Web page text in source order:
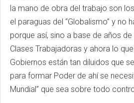
la mano de obra del trabajo son
el paraguas del “Globalismo” y no
porque así, sino a base de años
Clases Trabajadoras y ahora lo
Gobiernos están tan diluidos que
para formar Poder de ahí se
Mundial” que sea sobre todo